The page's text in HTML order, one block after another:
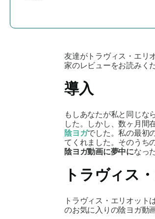
友達がトラヴィス・エリ
家のレビューをお読みく
導入
もしあなたが私と同じな
した。しかし、数ヶ月間
陰ヨガでした。私の最初
てくれました。そのうち
陰ヨガ動画に夢中になっ
トラヴィス
トラヴィス・エリオット
のお気に入りの陰ヨガ動